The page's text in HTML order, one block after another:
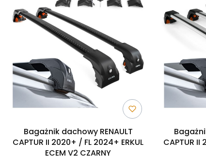
Bagażnik dachowy RENAULT
CAPTUR II 2020+ / FL 2024+ ERKUL
ECEM V2 CZARNY
CAPTUR II